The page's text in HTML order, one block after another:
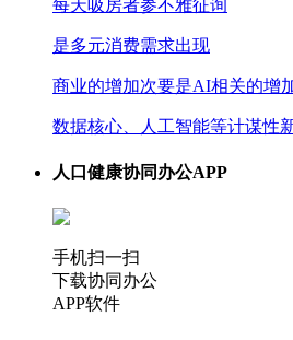
每天吸房者参不雅征询
是多元消费需求出现
商业的增加次要是AI相关的增
数据核心、人工智能等计谋性
人口健康协同办公APP
手机扫一扫
下载协同办公
APP软件